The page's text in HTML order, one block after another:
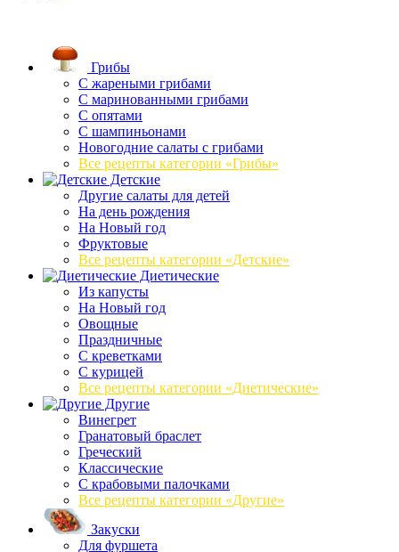
Грибы
C жареными грибами
C маринованными грибами
C опятами
C шампиньонами
Новогодние салаты с грибами
Все рецепты категории «Грибы»
Детские
Другие салаты для детей
На день рождения
На Новый год
Фруктовые
Все рецепты категории «Детские»
Диетические
Из капусты
На Новый год
Овощные
Праздничные
С креветками
С курицей
Все рецепты категории «Диетические»
Другие
Винегрет
Гранатовый браслет
Греческий
Классические
С крабовыми палочками
Все рецепты категории «Другие»
Закуски
Для фуршета